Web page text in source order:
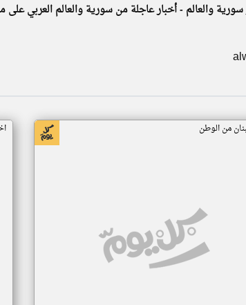
والعالم - أخبار عاجلة من سورية والعالم العربي على
من الوطن